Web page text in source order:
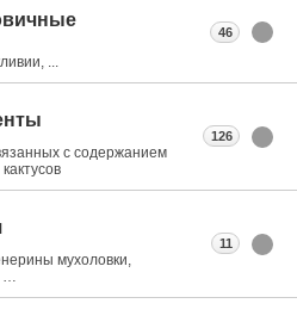
...
46
с содержанием
126
мухоловки,
11